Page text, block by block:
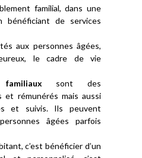
familial, dans une
bénéficiant de services
aux personnes âgées,
le cadre de vie
sont des
et rémunérés mais aussi
et suivis. Ils peuvent
âgées parfois
c’est bénéficier d’un